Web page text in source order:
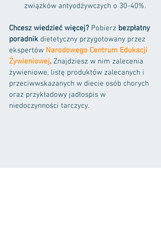
związków antyodżywczych o 30-40%.
Chcesz wiedzieć więcej? Pobierz bezpłatny
poradnik dietetyczny przygotowany przez
ekspertów Narodowego Centrum Edukacji
Żywieniowej. Znajdziesz w nim zalecenia
żywieniowe, listę produktów zalecanych i
przeciwwskazanych w diecie osób chorych
oraz przykładowy jadłospis w
niedoczynności tarczycy.